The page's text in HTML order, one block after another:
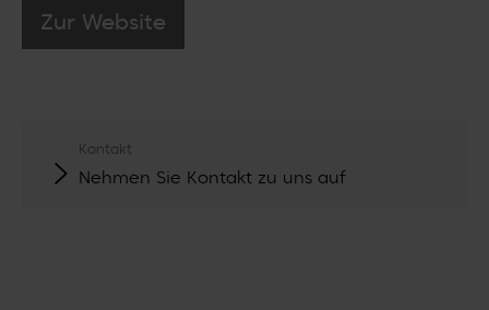
Zur Website
Kontakt
Nehmen Sie Kontakt zu uns auf